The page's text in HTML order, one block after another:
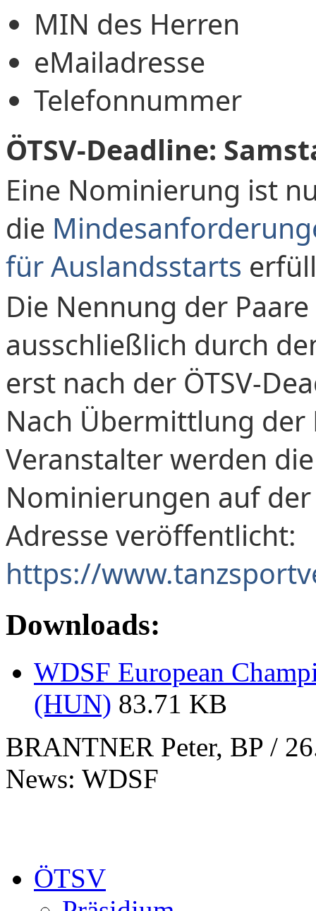
MIN des Herren
eMailadresse
Telefonnummer
ÖTSV-Deadline:
Eine Nominierung ist
die
für Auslandsstarts
Die Nennung der
ausschließlich durch
erst nach der ÖTSV-
Nach Übermittlung der
Veranstalter werden
Nominierungen auf
Adresse veröffentlicht:
https://
Downloads:
WDSF European
(HUN) 83.71 KB
BRANTNER Peter, BP /
News: WDSF
ÖTSV